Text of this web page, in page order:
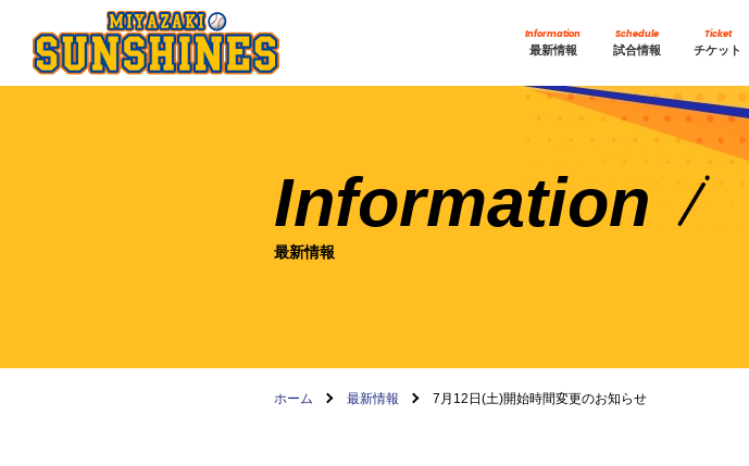
Information
最新情報
Schedule
試合情報
Ticket
チケット
Information
最新情報
ホーム 最新情報 7月12日(土)開始時間変更のお知らせ